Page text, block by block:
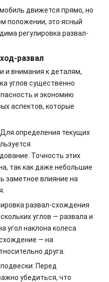
движется прямо, но
положении, это ясный
регулировка развал-
развал
и внимания к деталям,
углов существенно
и экономию
аспектов, которые
определения текущих
Точность этих
так как даже небольшие
заметное влияние на
развал-схождения
углов — развала и
угол наклона колеса
— на
друга.
Перед
убедиться, что